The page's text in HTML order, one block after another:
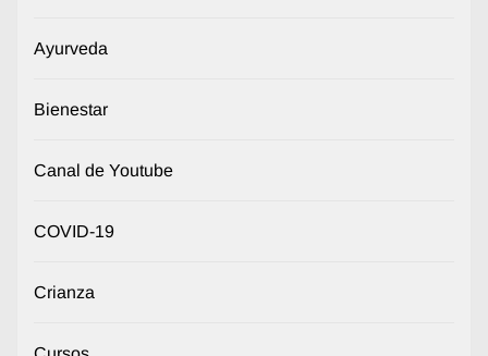
Ayurveda
Bienestar
Canal de Youtube
COVID-19
Crianza